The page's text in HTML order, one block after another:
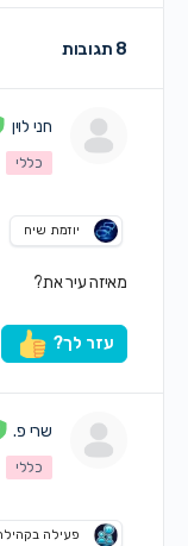
8 תגובות
חני לוין
כללי
יוזמת שיח
מאיזה עיר את?
עזר לך?
שרי פ.
כללי
פעילה בקהילה